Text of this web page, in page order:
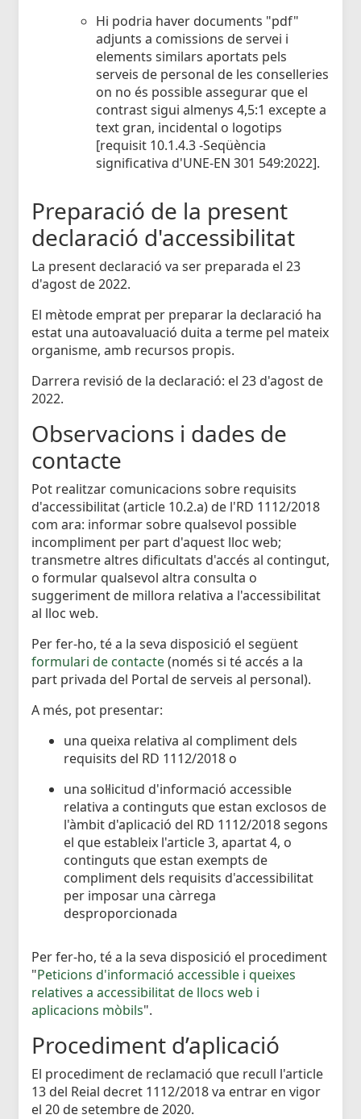
Hi podria haver documents "pdf"
adjunts a comissions de servei i
elements similars aportats pels
serveis de personal de les conselleries
on no és possible assegurar que el
contrast sigui almenys 4,5:1 excepte a
text gran, incidental o logotips
[requisit 10.1.4.3 -Seqüència
significativa d'UNE-EN 301 549:2022].
Preparació de la present
declaració d'accessibilitat
La present declaració va ser preparada el 23
d'agost de 2022.
El mètode emprat per preparar la declaració ha
estat una autoavaluació duita a terme pel mateix
organisme, amb recursos propis.
Darrera revisió de la declaració: el 23 d'agost de
2022.
Observacions i dades de
contacte
Pot realitzar comunicacions sobre requisits
d'accessibilitat (article 10.2.a) de l'RD 1112/2018
com ara: informar sobre qualsevol possible
incompliment per part d'aquest lloc web;
transmetre altres dificultats d'accés al contingut,
o formular qualsevol altra consulta o
suggeriment de millora relativa a l'accessibilitat
al lloc web.
Per fer-ho, té a la seva disposició el següent
formulari de contacte(només si té accés a la
part privada del Portal de serveis al personal).
A més, pot presentar:
una queixa relativa al compliment dels
requisits del RD 1112/2018 o
una sol·licitud d'informació accessible
relativa a continguts que estan exclosos de
l'àmbit d'aplicació del RD 1112/2018 segons
el que estableix l'article 3, apartat 4, o
continguts que estan exempts de
compliment dels requisits d'accessibilitat
per imposar una càrrega
desproporcionada
Per fer-ho, té a la seva disposició el procediment
"Peticions d'informació accessible i queixes
relatives a accessibilitat de llocs web i
aplicacions mòbils".
Procediment d’aplicació
El procediment de reclamació que recull l'article
13 del Reial decret 1112/2018 va entrar en vigor
el 20 de setembre de 2020.